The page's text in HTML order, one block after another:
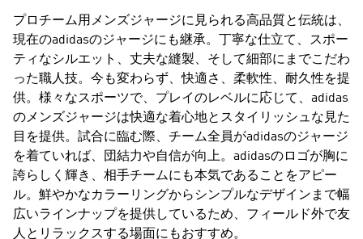
プロチーム用メンズジャージに見られる高品質と伝統は、
現在のadidasのジャージにも継承。丁寧な仕立て、スポー
ティなシルエット、丈夫な縫製、そして細部にまでこだわ
った職人技。今も変わらず、快適さ、柔軟性、耐久性を提
供。様々なスポーツで、プレイのレベルに応じて、adidas
のメンズジャージは快適な着心地とスタイリッシュな見た
目を提供。試合に臨む際、チーム全員がadidasのジャージ
を着ていれば、団結力や自信が向上。adidasのロゴが胸に
誇らしく輝き、相手チームにも本気であることをアピー
ル。鮮やかなカラーリングからシンプルなデザインまで幅
広いラインナップを提供しているため、フィールド外で友
人とリラックスする場面にもおすすめ。